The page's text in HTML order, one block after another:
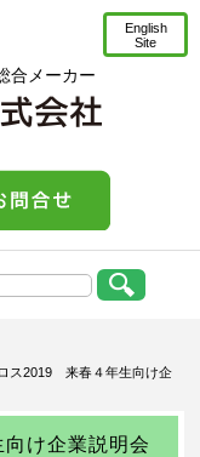
合メーカー
English
Site
ロス2019 来春４年生向け企
け企業説明会